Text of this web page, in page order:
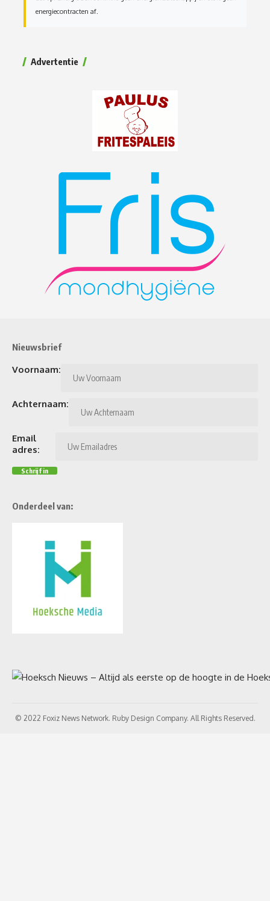
energiecontracten af.
Advertentie
Nieuwsbrief
Voornaam:
Achternaam:
Email
adres:
Onderdeel van:
© 2022 Foxiz News Network. Ruby Design Company. All Rights Reserved.